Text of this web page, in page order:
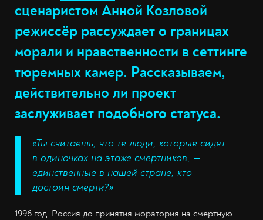
сценаристом Анной Козловой
режиссёр рассуждает о границах
морали и нравственности в сеттинге
тюремных камер. Рассказываем,
действительно ли проект
заслуживает подобного статуса.
«Ты считаешь, что те люди, которые сидят
в одиночках на этаже смертников, —
единственные в нашей стране, кто
достоин смерти?»
1996 год. Россия до принятия моратория на смертную